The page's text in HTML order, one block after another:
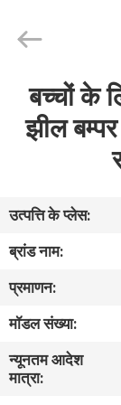
वीडियो
बारे
में
कारखाना
Limited.
बच्चों के
झील
उत्पत्ति के प्लेस:
ब्रांड नाम:
प्रमाणन:
मॉडल संख्या:
न्यूनतम आदेश
मात्रा: